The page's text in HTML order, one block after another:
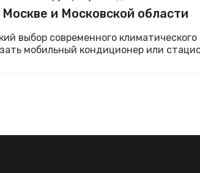
и Московской области
выбор современного климатического
мобильный кондиционер или